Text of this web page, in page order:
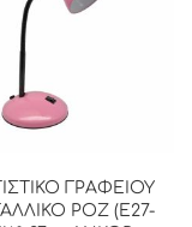
ΓΡΑΦΕΙΟΥ
ΡΟΖ (E27-